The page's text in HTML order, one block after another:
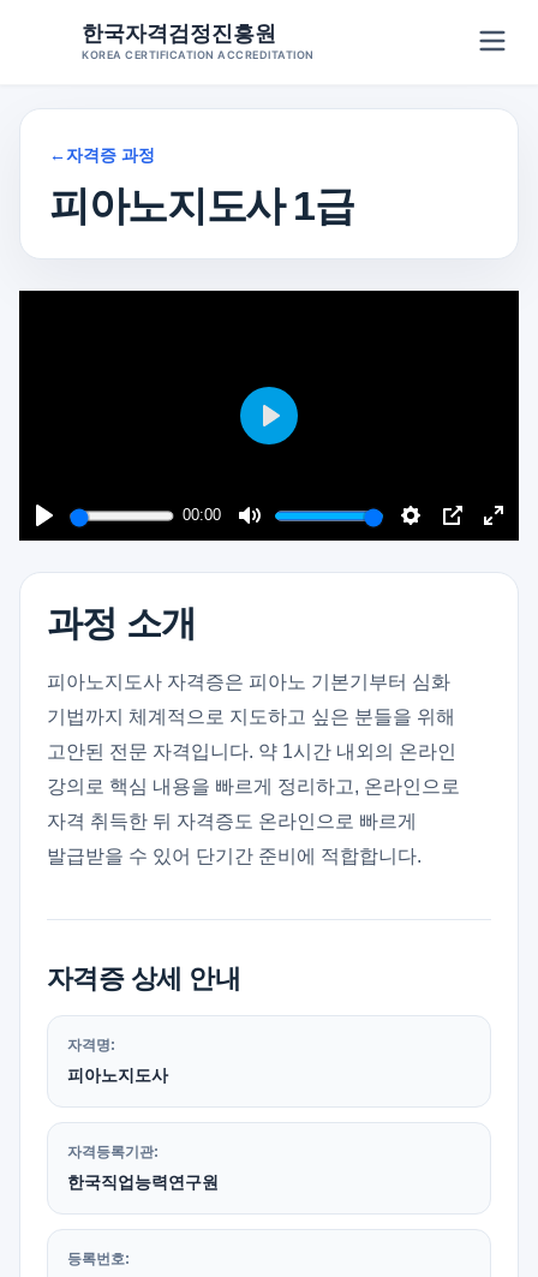
←자격증 과정
피아노지도사 1급
재생
00:00
음소거 설정화면
속
전체
화면
재생
과정 소개
피아노지도사 자격증은 피아노 기본기부터 심화
기법까지 체계적으로 지도하고 싶은 분들을 위해
고안된 전문 자격입니다. 약 1시간 내외의 온라인
강의로 핵심 내용을 빠르게 정리하고, 온라인으로
자격 취득한 뒤 자격증도 온라인으로 빠르게
발급받을 수 있어 단기간 준비에 적합합니다.
자격증 상세 안내
자격명:
피아노지도사
자격등록기관:
한국직업능력연구원
등록번호:
한국자격검정진흥원
KOREA CERTIFICATION ACCREDITATION